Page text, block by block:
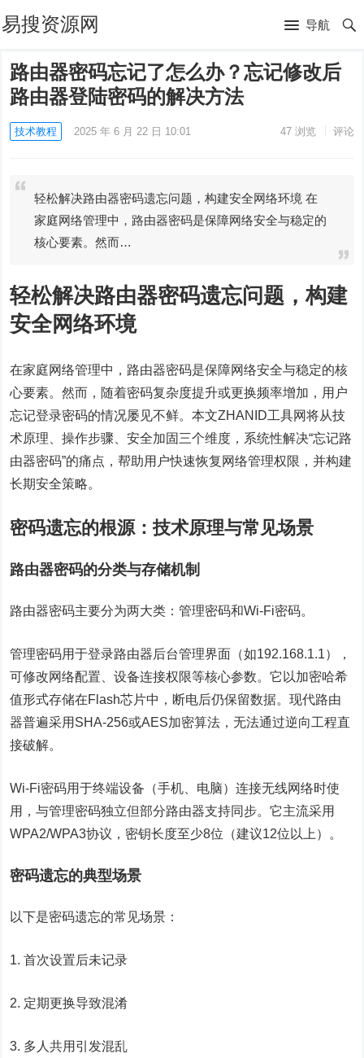
易搜资源网 导航
路由器密码忘记了怎么办？忘记修改后
路由器登陆密码的解决方法
技术教程 2025 年 6 月 22 日 10:01 47浏览 评论
轻松解决路由器密码遗忘问题，构建安全网络环境 在
家庭网络管理中，路由器密码是保障网络安全与稳定的
核心要素。然而…
轻松解决路由器密码遗忘问题，构建
安全网络环境
在家庭网络管理中，路由器密码是保障网络安全与稳定的核
心要素。然而，随着密码复杂度提升或更换频率增加，用户
忘记登录密码的情况屡见不鲜。本文ZHANID工具网将从技
术原理、操作步骤、安全加固三个维度，系统性解决“忘记路
由器密码”的痛点，帮助用户快速恢复网络管理权限，并构建
长期安全策略。
密码遗忘的根源：技术原理与常见场景
路由器密码的分类与存储机制
路由器密码主要分为两大类：管理密码和Wi-Fi密码。
管理密码用于登录路由器后台管理界面（如192.168.1.1），
可修改网络配置、设备连接权限等核心参数。它以加密哈希
值形式存储在Flash芯片中，断电后仍保留数据。现代路由
器普遍采用SHA-256或AES加密算法，无法通过逆向工程直
接破解。
Wi-Fi密码用于终端设备（手机、电脑）连接无线网络时使
用，与管理密码独立但部分路由器支持同步。它主流采用
WPA2/WPA3协议，密钥长度至少8位（建议12位以上）。
密码遗忘的典型场景
以下是密码遗忘的常见场景：
1. 首次设置后未记录
2. 定期更换导致混淆
3. 多人共用引发混乱